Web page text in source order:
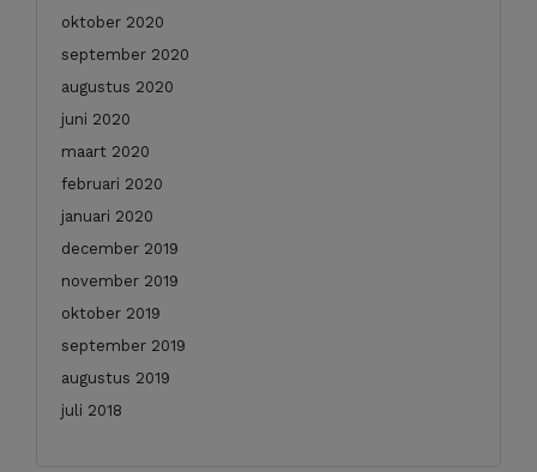
oktober 2020
september 2020
augustus 2020
juni 2020
maart 2020
februari 2020
januari 2020
december 2019
november 2019
oktober 2019
september 2019
augustus 2019
juli 2018